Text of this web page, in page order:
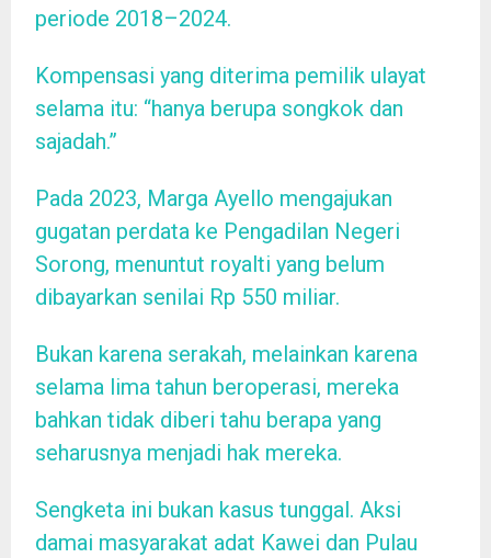
periode 2018–2024.
Kompensasi yang diterima pemilik ulayat
selama itu: “hanya berupa songkok dan
sajadah.”
Pada 2023, Marga Ayello mengajukan
gugatan perdata ke Pengadilan Negeri
Sorong, menuntut royalti yang belum
dibayarkan senilai Rp 550 miliar.
Bukan karena serakah, melainkan karena
selama lima tahun beroperasi, mereka
bahkan tidak diberi tahu berapa yang
seharusnya menjadi hak mereka.
Sengketa ini bukan kasus tunggal. Aksi
damai masyarakat adat Kawei dan Pulau